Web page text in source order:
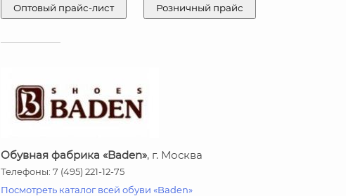
Оптовый прайс-лист Розничный прайс
Обувная фабрика «Baden», г. Москва
Телефоны: 7 (495) 221-12-75
Посмотреть каталог всей обуви «Baden»